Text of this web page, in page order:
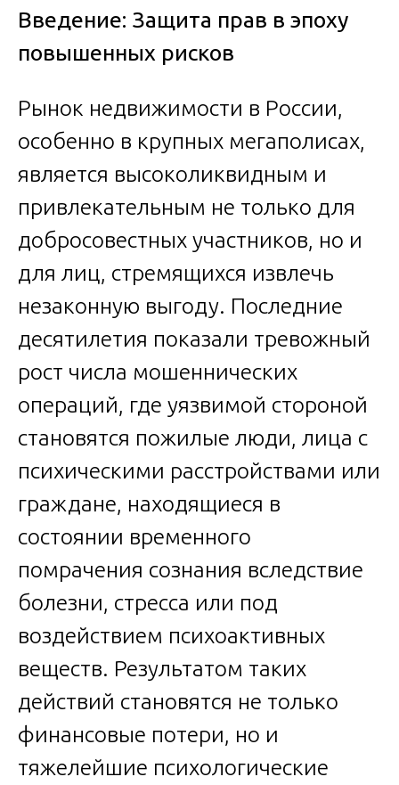
Введение: Защита прав в эпоху
повышенных рисков
Рынок недвижимости в России,
особенно в крупных мегаполисах,
является высоколиквидным и
привлекательным не только для
добросовестных участников, но и
для лиц, стремящихся извлечь
незаконную выгоду. Последние
десятилетия показали тревожный
рост числа мошеннических
операций, где уязвимой стороной
становятся пожилые люди, лица с
психическими расстройствами или
граждане, находящиеся в
состоянии временного
помрачения сознания вследствие
болезни, стресса или под
воздействием психоактивных
веществ. Результатом таких
действий становятся не только
финансовые потери, но и
тяжелейшие психологические